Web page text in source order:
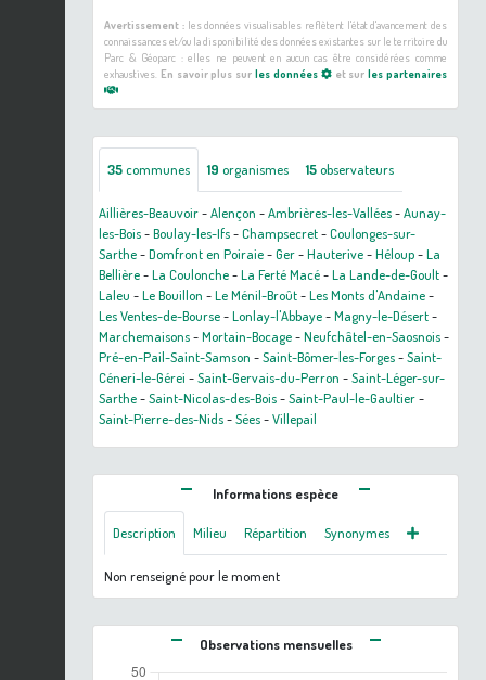
Avertissement :les données visualisables reflètent l'état d'avancement des
connaissances et/ou la disponibilité des données existantes sur le territoire du
Parc & Géoparc : elles ne peuvent en aucun cas être considérées comme
exhaustives. En savoir plus sur les données et surles partenaires
35communes 19 organismes 15observateurs
Aillières-Beauvoir-Alençon -Ambrières-les-Vallées-Aunay-
les-Bois-Boulay-les-Ifs-Champsecret-Coulonges-sur-
Sarthe-Domfront en Poiraie-Ger-Hauterive-Héloup-La
Bellière-La Coulonche-La Ferté Macé-La Lande-de-Goult-
Laleu -Le Bouillon -Le Ménil-Broût-Les Monts d'Andaine-
Les Ventes-de-Bourse-Lonlay-l'Abbaye-Magny-le-Désert-
Marchemaisons-Mortain-Bocage-Neufchâtel-en-Saosnois-
Pré-en-Pail-Saint-Samson -Saint-Bômer-les-Forges-Saint-
Céneri-le-Gérei -Saint-Gervais-du-Perron -Saint-Léger-sur-
Sarthe-Saint-Nicolas-des-Bois-Saint-Paul-le-Gaultier-
Saint-Pierre-des-Nids-Sées-Villepail
Informations espèce
Description Milieu Répartition Synonymes
Non renseigné pour le moment
Observations mensuelles